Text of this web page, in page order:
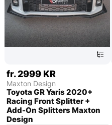
fr. 2999 KR
Maxton Design
Toyota GR Yaris 2020+
Racing Front Splitter +
Add-On Splitters Maxton
Design